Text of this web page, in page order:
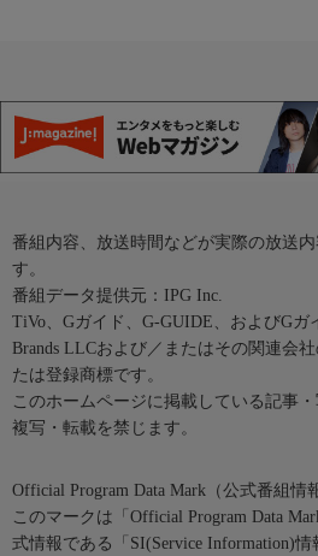
番組内容、放送時間などが実際の放送
す。
番組データ提供元：IPG Inc.
TiVo、Gガイド、G-GUIDE、およびGガ
Brands LLCおよび／またはその関連会
たは登録商標です。
このホームページに掲載している記事
複写・転載を禁じます。
Official Program Data Mark（公式番組情
このマークは「Official Program Data
式情報である「SI(Service Information)